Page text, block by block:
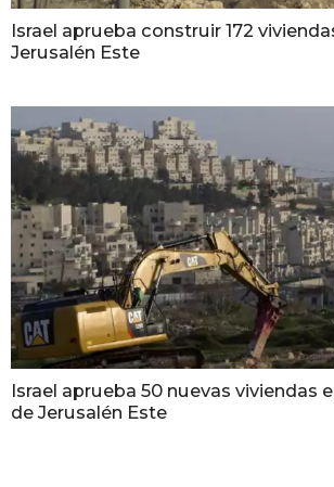
Israel aprueba construir 172
Jerusalén Este
Israel aprueba 50 nuevas viviendas
de Jerusalén Este